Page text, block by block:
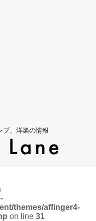
ブ、洋楽の情報
themes/affinger4-
on line 31